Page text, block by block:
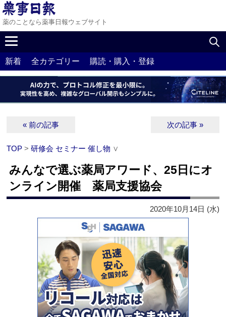
薬のことなら薬事日報ウェブサイト
新着 全カテゴリー 購読・購入・登録
« 前の記事 次の記事 »
TOP >研修会 セミナー 催し物 ∨
みんなで選ぶ薬局アワード、25日にオ
ンライン開催 薬局支援協会
2020年10月14日 (水)